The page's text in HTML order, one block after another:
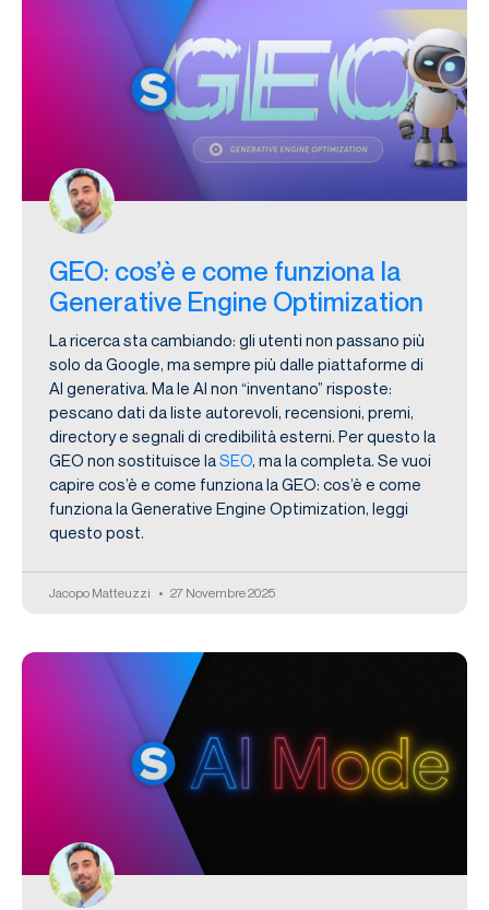
GEO: cos’è e come funziona la
Generative Engine Optimization
La ricerca sta cambiando: gli utenti non passano più
solo da Google, ma sempre più dalle piattaforme di
AI generativa. Ma le AI non “inventano” risposte:
pescano dati da liste autorevoli, recensioni, premi,
directory e segnali di credibilità esterni. Per questo la
GEO non sostituisce laSEO, ma la completa. Se vuoi
capire cos’è e come funziona la GEO: cos’è e come
funziona la Generative Engine Optimization, leggi
questo post.
Jacopo Matteuzzi 27 Novembre 2025